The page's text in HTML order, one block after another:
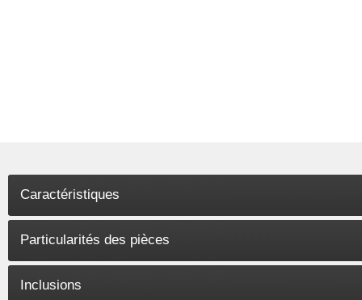
Caractéristiques
Particularités des pièces
Inclusions